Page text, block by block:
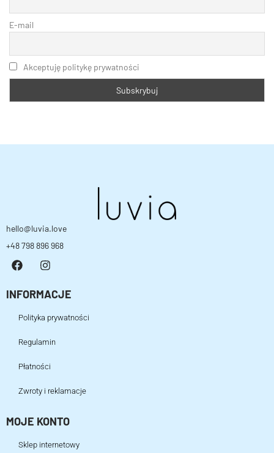
E-mail
Akceptuję politykę prywatności
hello@luvia.love
+48 798 896 968
INFORMACJE
Polityka prywatności
Regulamin
Płatności
Zwroty i reklamacje
MOJE KONTO
Sklep internetowy